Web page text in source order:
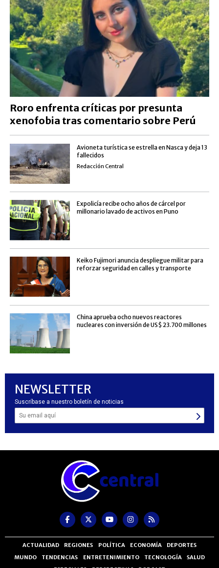
Roro enfrenta críticas por presunta
xenofobia tras comentario sobre Perú
Avioneta turística se estrella en Nasca y deja 13
fallecidos
Redacción Central
Expolicía recibe ocho años de cárcel por
millonario lavado de activos en Puno
Keiko Fujimori anuncia despliegue militar para
reforzar seguridad en calles y transporte
China aprueba ocho nuevos reactores
nucleares con inversión de US$ 23.700 millones
NEWSLETTER
Suscríbase a nuestro boletín de noticias
ACTUALIDAD REGIONES POLÍTICA ECONOMÍA
DEPORTES
MUNDO
TENDENCIAS ENTRETENIMIENTO TECNOLOGÍA
SALUD